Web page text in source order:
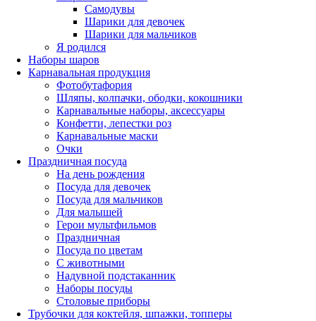
Самодувы
Шарики для девочек
Шарики для мальчиков
Я родился
Наборы шаров
Карнавальная продукция
Фотобутафория
Шляпы, колпачки, ободки, кокошники
Карнавальные наборы, аксессуары
Конфетти, лепестки роз
Карнавальные маски
Очки
Праздничная посуда
На день рождения
Посуда для девочек
Посуда для мальчиков
Для малышей
Герои мультфильмов
Праздничная
Посуда по цветам
С животными
Надувной подстаканник
Наборы посуды
Столовые приборы
Трубочки для коктейля, шпажки, топперы